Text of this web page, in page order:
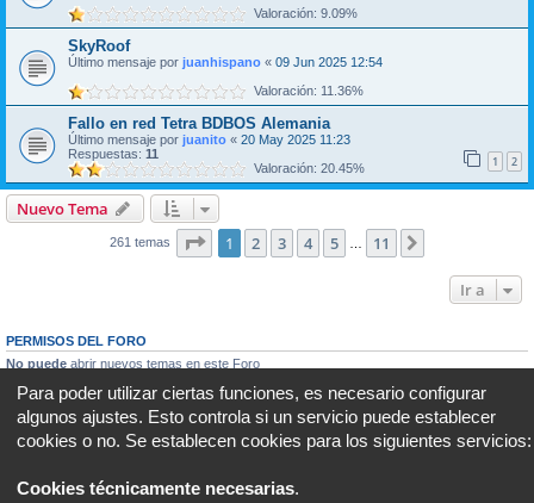
Valoración: 9.09%
SkyRoof
Último mensaje por juanhispano « 09 Jun 2025 12:54
Valoración: 11.36%
Fallo en red Tetra BDBOS Alemania
Último mensaje por juanito « 20 May 2025 11:23
Respuestas: 11 1 2
Valoración: 20.45%
Nuevo Tema
261 temas Página de 11
1 2 3 4 5 11
Ir a
PERMISOS DEL FORO
No puede abrir nuevos temas en este Foro
No puedeeditar sus mensajes en este Foro
No puedeborrar sus mensajes en este Foro
No puede
enviar adjuntos en este Foro
Para poder utilizar ciertas funciones, es necesario configurar
algunos ajustes. Esto controla si un servicio puede establecer
cookies o no. Se establecen cookies para los siguientes servicios:
Cookies técnicamente necesarias.